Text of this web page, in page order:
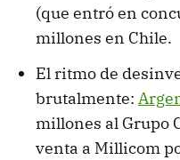
(que entró en
millones en Chile.
El ritmo de
brutalmente:
millones al Grupo
venta a Millicom